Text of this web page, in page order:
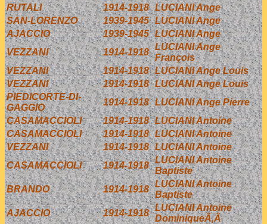
RUTALI
1914-1918 LUCIANI Ange
SAN-LORENZO
1939-1945 LUCIANI Ange
AJACCIO
1939-1945 LUCIANI Ange
VEZZANI
1914-1918
LUCIANI Ange
François
VEZZANI
1914-1918 LUCIANI Ange Louis
VEZZANI
1914-1918 LUCIANI Ange Louis
PIEDICORTE-DI-
GAGGIO
1914-1918 LUCIANI Ange Pierre
CASAMACCIOLI
1914-1918 LUCIANI Antoine
CASAMACCIOLI
1914-1918 LUCIANI Antoine
VEZZANI
1914-1918 LUCIANI Antoine
CASAMACCIOLI
1914-1918
LUCIANI Antoine
Baptiste
BRANDO
1914-1918
LUCIANI Antoine
Baptiste
AJACCIO
1914-1918
LUCIANI Antoine
DominiqueÃ‚Â